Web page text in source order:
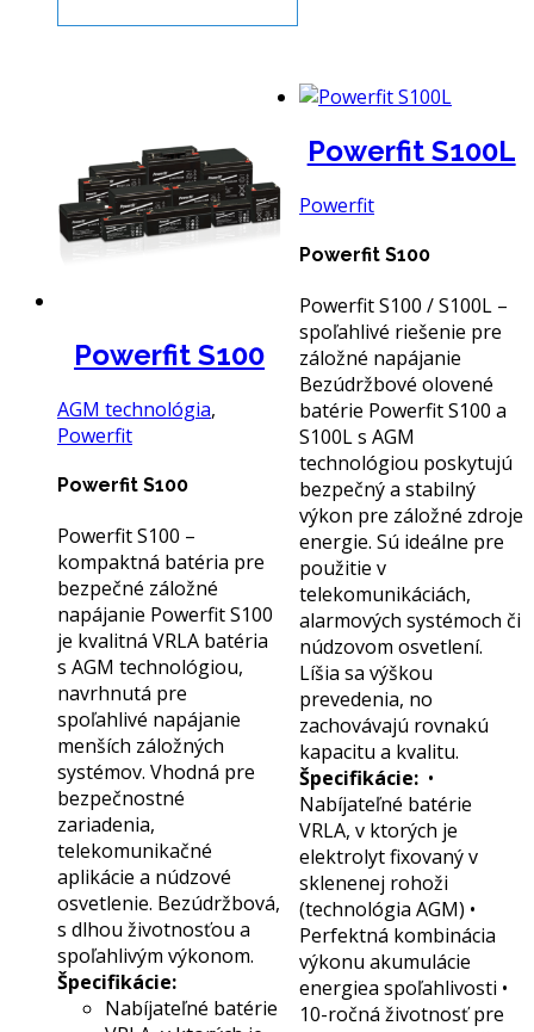
Powerfit S100
AGM technológia,
Powerfit
Powerfit S100
Powerfit S100 –
kompaktná batéria pre
bezpečné záložné
napájanie Powerfit S100
je kvalitná VRLA batéria
s AGM technológiou,
navrhnutá pre
spoľahlivé napájanie
menších záložných
systémov. Vhodná pre
bezpečnostné
zariadenia,
telekomunikačné
aplikácie a núdzové
osvetlenie. Bezúdržbová,
s dlhou životnosťou a
spoľahlivým výkonom.
Špecifikácie:
Nabíjateľné batérie
Powerfit S100L
Powerfit
Powerfit S100
Powerfit S100 / S100L –
spoľahlivé riešenie pre
záložné napájanie
Bezúdržbové olovené
batérie Powerfit S100 a
S100L s AGM
technológiou poskytujú
bezpečný a stabilný
výkon pre záložné zdroje
energie. Sú ideálne pre
použitie v
telekomunikáciách,
alarmových systémoch či
núdzovom osvetlení.
Líšia sa výškou
prevedenia, no
zachovávajú rovnakú
kapacitu a kvalitu.
Špecifikácie: •
Nabíjateľné batérie
VRLA, v ktorých je
elektrolyt fixovaný v
sklenenej rohoži
(technológia AGM) •
Perfektná kombinácia
výkonu akumulácie
energiea spoľahlivosti •
10-ročná životnosť pre